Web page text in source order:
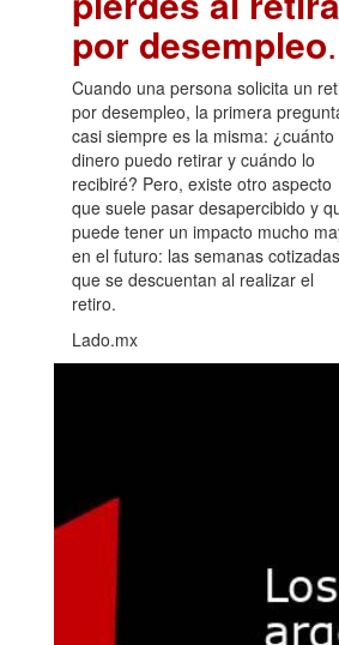
por desempleo.
Cuando una persona solicita un
por desempleo, la primera
casi siempre es la misma: ¿cuánto
dinero puedo retirar y cuándo lo
recibiré? Pero, existe otro aspecto
que suele pasar desapercibido y
puede tener un impacto mucho
en el futuro: las semanas cotizadas
que se descuentan al realizar el
retiro.
Lado.mx